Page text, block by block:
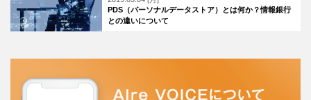
PDS（パーソナルデータストア）とは何か？情報銀行
との違いについて